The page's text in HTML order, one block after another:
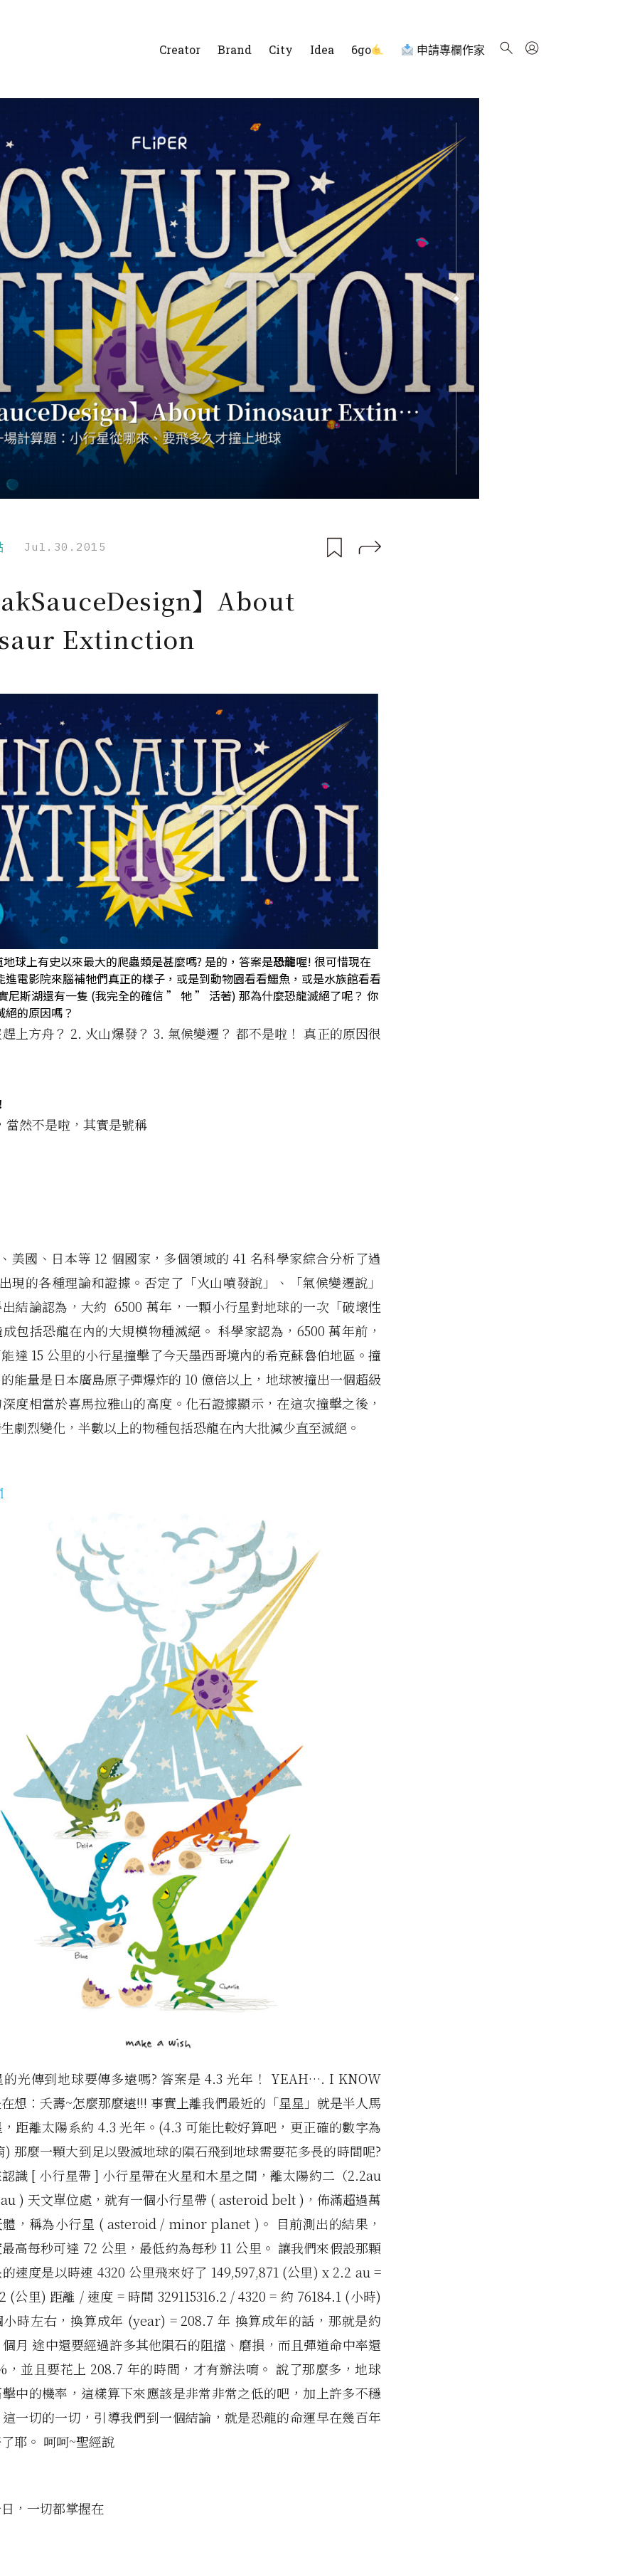
Creator Brand City Idea 6go 申請專欄作家
Jul.30.2015
】About
Extinction
球上有史以來最大的爬蟲類是甚麼嗎? 是的，答案是恐龍喔! 很可惜現在
進電影院來腦補牠們真正的樣子，或是到動物園看看鱷魚，或是水族館看看
尼斯湖還有一隻 (我完全的確信 ” 牠 ” 活著) 那為什麼恐龍滅絕了呢？ 你
絕的原因嗎？
上方舟？ 2. 火山爆發？ 3. 氣候變遷？ 都不是啦！ 真正的原因很
當然不是啦，其實是號稱
美國、日本等 12 個國家，多個領域的 41 名科學家綜合分析了過
現的各種理論和證據。否定了「火山噴發說」、「氣候變遷說」
結論認為，大約 6500 萬年，一顆小行星對地球的一次「破壞性
包括恐龍在內的大規模物種滅絕。 科學家認為，6500 萬年前，
達 15 公里的小行星撞擊了今天墨西哥境內的希克蘇魯伯地區。撞
能量是日本廣島原子彈爆炸的 10 億倍以上，地球被撞出一個超級
度相當於喜馬拉雅山的高度。化石證據顯示，在這次撞擊之後，
劇烈變化，半數以上的物種包括恐龍在內大批減少直至滅絕。
的光傳到地球要傳多遠嗎? 答案是 4.3 光年！ YEAH…. I KNOW
想：夭壽~怎麼那麼遠!!! 事實上離我們最近的「星星」就是半人馬
距離太陽系約 4.3 光年。(4.3 可能比較好算吧，更正確的數字為
) 那麼一顆大到足以毀滅地球的隕石飛到地球需要花多長的時間呢?
識 [ 小行星帶 ] 小行星帶在火星和木星之間，離太陽約二（2.2au
) 天文單位處，就有一個小行星帶 ( asteroid belt )，佈滿超過萬
，稱為小行星 ( asteroid / minor planet )。 目前測出的結果，
高每秒可達 72 公里，最低約為每秒 11 公里。 讓我們來假設那顆
速度是以時速 4320 公里飛來好了 149,597,871 (公里) x 2.2 au =
(公里) 距離 / 速度 = 時間 329115316.2 / 4320 = 約 76184.1 (小時)
時左右，換算成年 (year) = 208.7 年 換算成年的話，那就是約
月 途中還要經過許多其他隕石的阻擋、磨損，而且彈道命中率還
，並且要花上 208.7 年的時間，才有辦法唷。 說了那麼多，地球
中的機率，這樣算下來應該是非常非常之低的吧，加上許多不穩
一切的一切，引導我們到一個結論，就是恐龍的命運早在幾百年
耶。 呵呵~聖經說
，一切都掌握在